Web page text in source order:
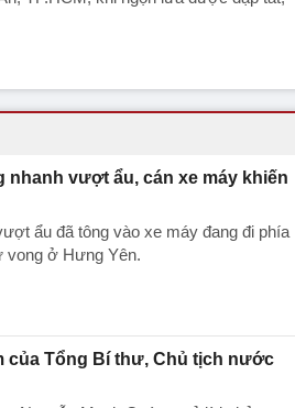
nhanh vượt ẩu, cán xe máy khiến
ẩu đã tông vào xe máy đang đi phía
vong ở Hưng Yên.
của Tổng Bí thư, Chủ tịch nước